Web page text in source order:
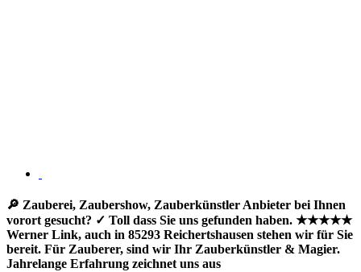
🔎 Zauberei, Zaubershow, Zauberkünstler Anbieter bei Ihnen
vorort gesucht? ✓ Toll dass Sie uns gefunden haben. ★★★★★
Werner Link, auch in 85293 Reichertshausen stehen wir für Sie
bereit. Für Zauberer, sind wir Ihr Zauberkünstler & Magier.
Jahrelange Erfahrung zeichnet uns aus